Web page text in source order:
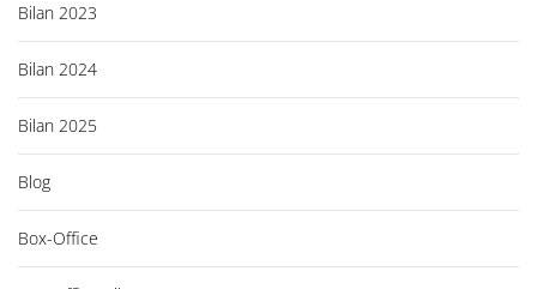
Bilan 2023
Bilan 2024
Bilan 2025
Blog
Box-Office